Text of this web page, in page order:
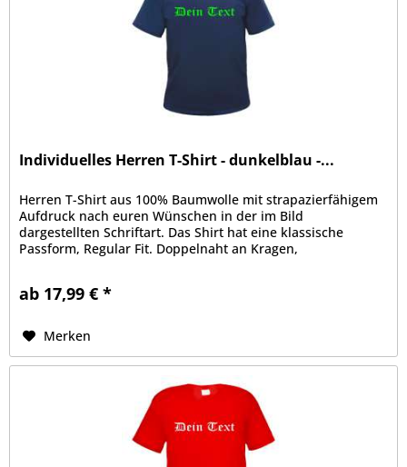
Individuelles Herren T-Shirt - dunkelblau -...
Herren T-Shirt aus 100% Baumwolle mit strapazierfähigem
Aufdruck nach euren Wünschen in der im Bild
dargestellten Schriftart. Das Shirt hat eine klassische
Passform, Regular Fit. Doppelnaht an Kragen,
ab 17,99 € *
Merken